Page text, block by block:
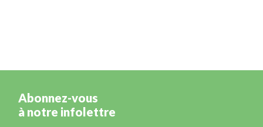
Abonnez-vous
à notre infolettre